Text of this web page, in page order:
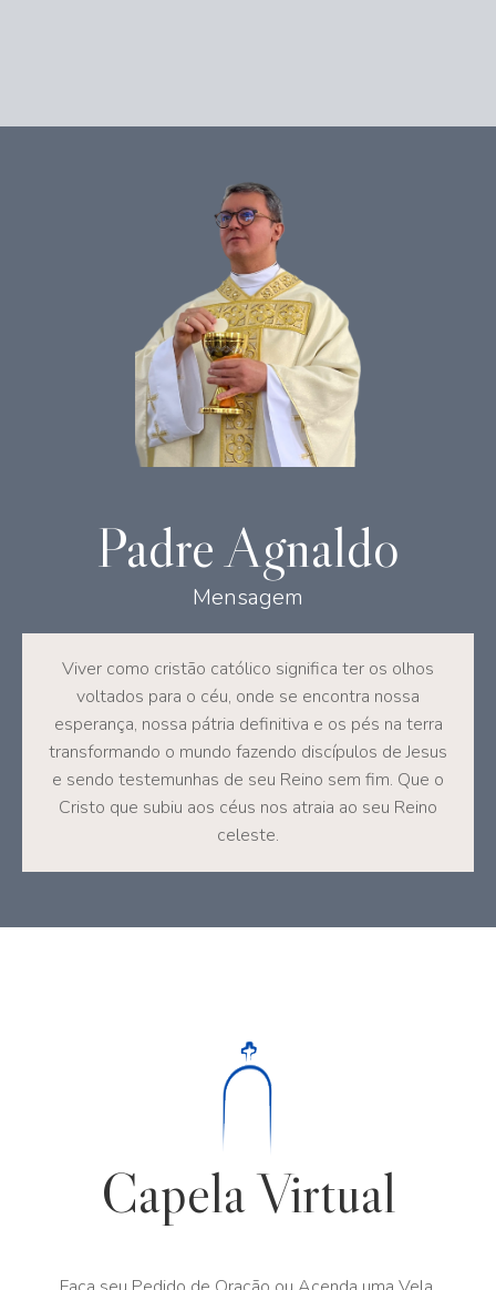
Padre Agnaldo
Mensagem
Viver como cristão católico significa ter os olhos
voltados para o céu, onde se encontra nossa
esperança, nossa pátria definitiva e os pés na terra
transformando o mundo fazendo discípulos de Jesus
e sendo testemunhas de seu Reino sem fim. Que o
Cristo que subiu aos céus nos atraia ao seu Reino
celeste.
Capela Virtual